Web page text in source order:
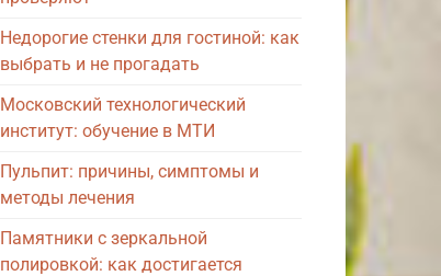
Недорогие стенки для гостиной: как
выбрать и не прогадать
Московский технологический
институт: обучение в МТИ
Пульпит: причины, симптомы и
методы лечения
Памятники с зеркальной
полировкой: как достигается